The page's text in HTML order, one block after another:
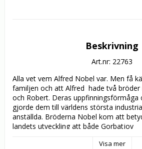
Beskrivning
Art.nr: 22763
Alla vet vem Alfred Nobel var. Men få
familjen och att Alfred  hade två bröder
och Robert. Deras uppfinningsförmåga
gjorde dem till världens största
anställda. Bröderna Nobel kom att
landets utveckling att både Gorbatjov
Visa mer